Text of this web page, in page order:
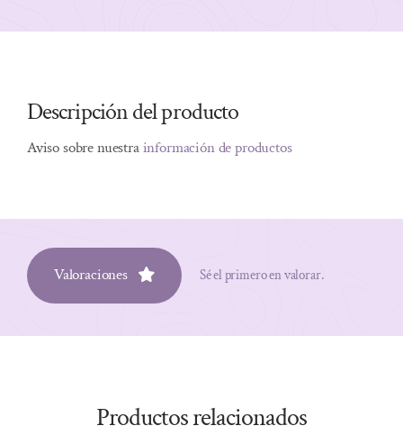
Descripción del producto
Aviso sobre nuestrainformación de productos
Valoraciones Sé el primero en valorar.
Productos relacionados